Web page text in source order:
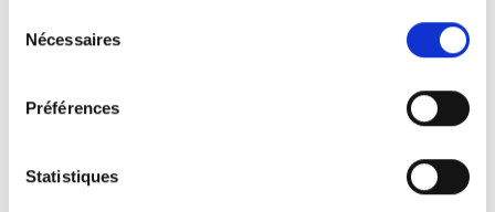
Nécessaires
Préférences
Statistiques